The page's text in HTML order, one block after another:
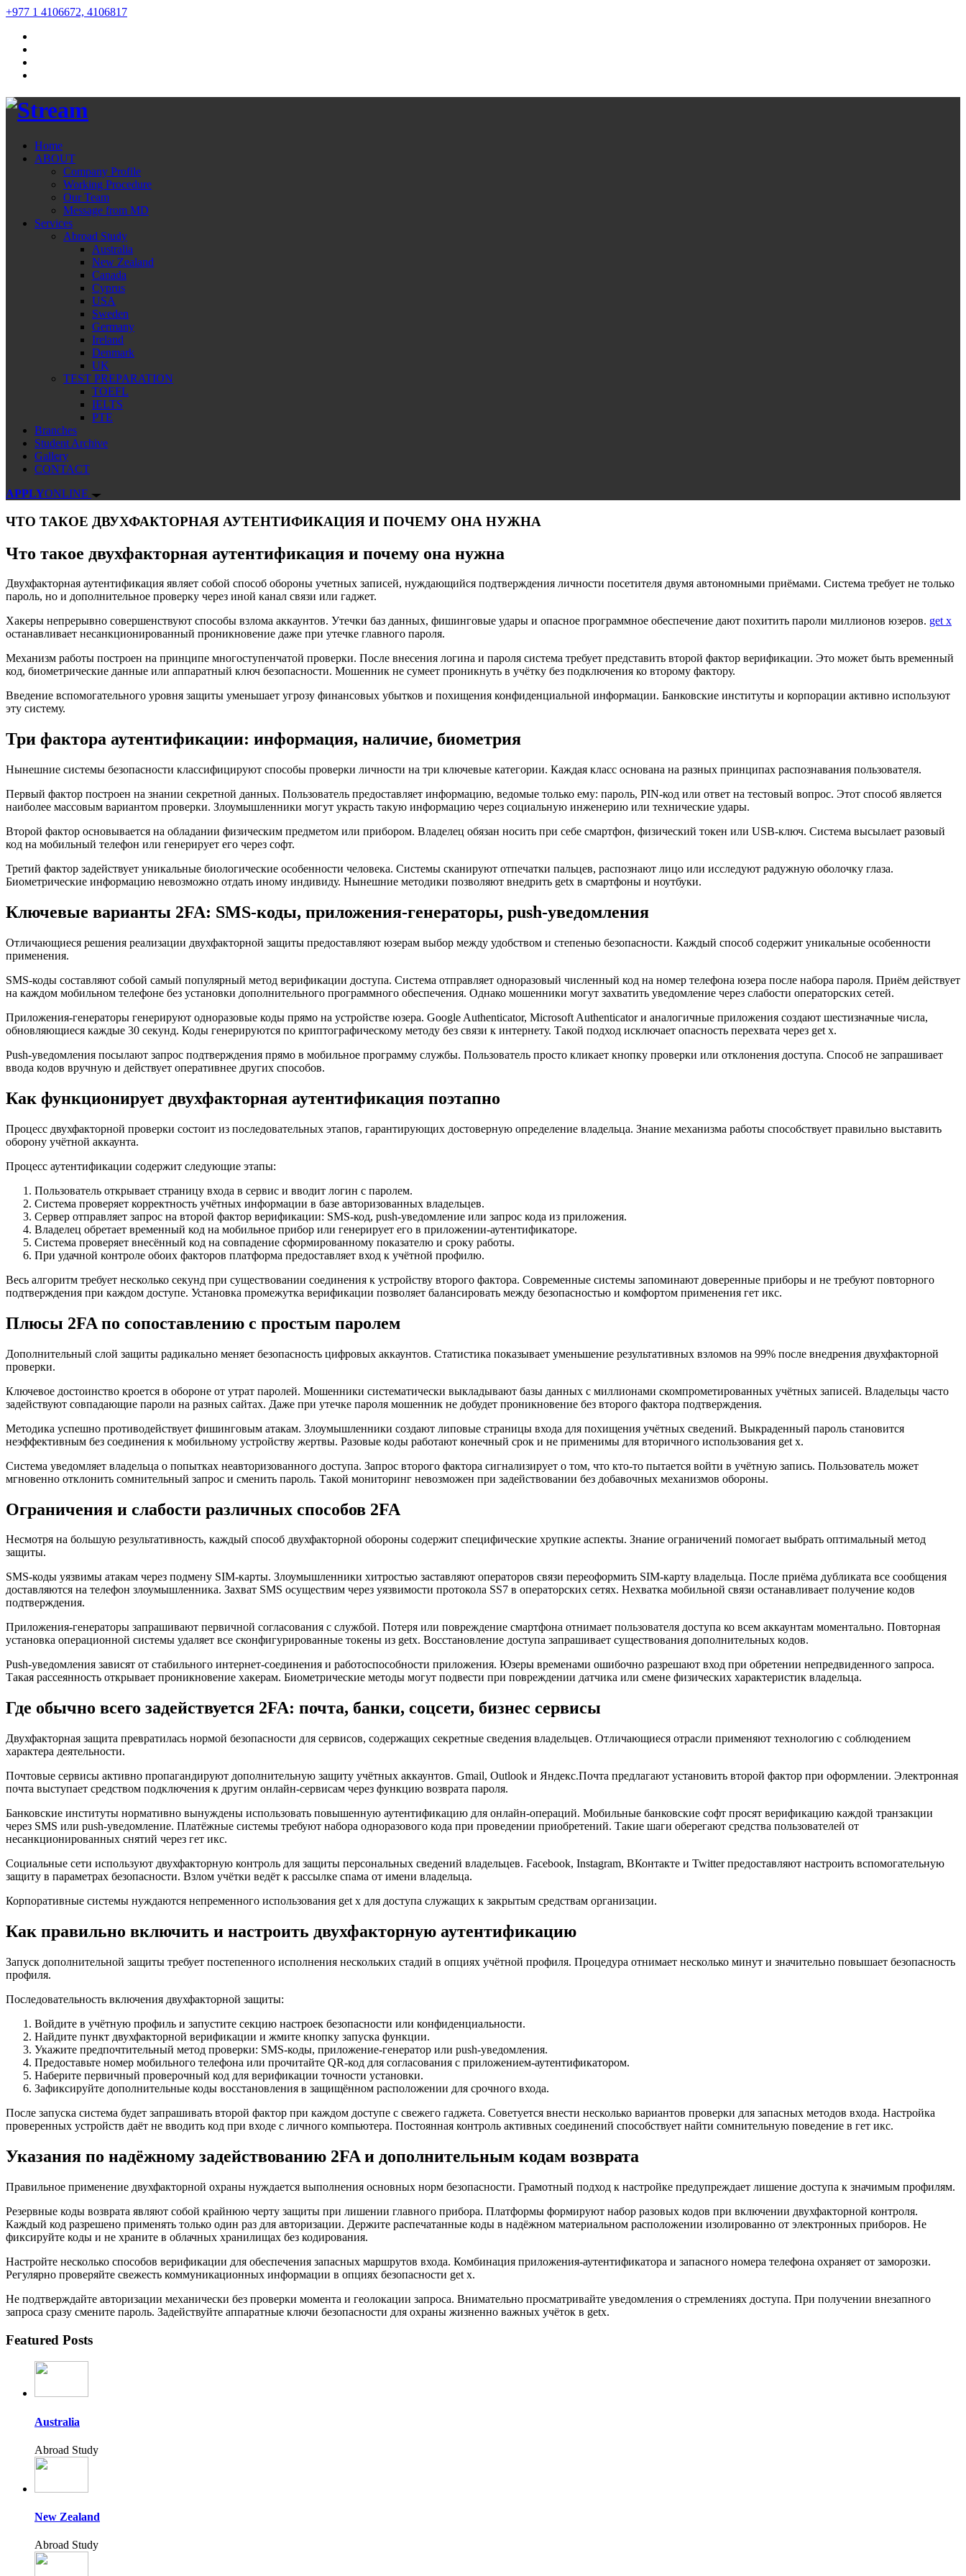
+977 1 4106672, 4106817
Home
ABOUT
Company Profile
Working Procedure
Our Team
Message from MD
Services
Abroad Study
Australia
New Zealand
Canada
Cyprus
USA
Sweden
Germany
Ireland
Denmark
UK
TEST PREPARATION
TOEFL
IELTS
PTE
Branches
Student Archive
Gallery
CONTACT
APPLYONLINE
ЧТО ТАКОЕ ДВУХФАКТОРНАЯ АУТЕНТИФИКАЦИЯ И ПОЧЕМУ ОНА НУЖНА
Что такое двухфакторная аутентификация и почему она нужна
Двухфакторная аутентификация являет собой способ обороны учетных записей, нуждающийся подтверждения личности посетителя двумя автономными приёмами. Система требует не только
пароль, но и дополнительное проверку через иной канал связи или гаджет.
Хакеры непрерывно совершенствуют способы взлома аккаунтов. Утечки баз данных, фишинговые удары и опасное программное обеспечение дают похитить пароли миллионов юзеров. get x
останавливает несанкционированный проникновение даже при утечке главного пароля.
Механизм работы построен на принципе многоступенчатой проверки. После внесения логина и пароля система требует представить второй фактор верификации. Это может быть временный
код, биометрические данные или аппаратный ключ безопасности. Мошенник не сумеет проникнуть в учётку без подключения ко второму фактору.
Введение вспомогательного уровня защиты уменьшает угрозу финансовых убытков и похищения конфиденциальной информации. Банковские институты и корпорации активно используют
эту систему.
Три фактора аутентификации: информация, наличие, биометрия
Нынешние системы безопасности классифицируют способы проверки личности на три ключевые категории. Каждая класс основана на разных принципах распознавания пользователя.
Первый фактор построен на знании секретной данных. Пользователь предоставляет информацию, ведомые только ему: пароль, PIN-код или ответ на тестовый вопрос. Этот способ является
наиболее массовым вариантом проверки. Злоумышленники могут украсть такую информацию через социальную инженерию или технические удары.
Второй фактор основывается на обладании физическим предметом или прибором. Владелец обязан носить при себе смартфон, физический токен или USB-ключ. Система высылает разовый
код на мобильный телефон или генерирует его через софт.
Третий фактор задействует уникальные биологические особенности человека. Системы сканируют отпечатки пальцев, распознают лицо или исследуют радужную оболочку глаза.
Биометрические информацию невозможно отдать иному индивиду. Нынешние методики позволяют внедрить getx в смартфоны и ноутбуки.
Ключевые варианты 2FA: SMS-коды, приложения‑генераторы, push‑уведомления
Отличающиеся решения реализации двухфакторной защиты предоставляют юзерам выбор между удобством и степенью безопасности. Каждый способ содержит уникальные особенности
применения.
SMS-коды составляют собой самый популярный метод верификации доступа. Система отправляет одноразовый численный код на номер телефона юзера после набора пароля. Приём действует
на каждом мобильном телефоне без установки дополнительного программного обеспечения. Однако мошенники могут захватить уведомление через слабости операторских сетей.
Приложения-генераторы генерируют одноразовые коды прямо на устройстве юзера. Google Authenticator, Microsoft Authenticator и аналогичные приложения создают шестизначные числа,
обновляющиеся каждые 30 секунд. Коды генерируются по криптографическому методу без связи к интернету. Такой подход исключает опасность перехвата через get x.
Push-уведомления посылают запрос подтверждения прямо в мобильное программу службы. Пользователь просто кликает кнопку проверки или отклонения доступа. Способ не запрашивает
ввода кодов вручную и действует оперативнее других способов.
Как функционирует двухфакторная аутентификация поэтапно
Процесс двухфакторной проверки состоит из последовательных этапов, гарантирующих достоверную определение владельца. Знание механизма работы способствует правильно выставить
оборону учётной аккаунта.
Процесс аутентификации содержит следующие этапы:
Пользователь открывает страницу входа в сервис и вводит логин с паролем.
Система проверяет корректность учётных информации в базе авторизованных владельцев.
Сервер отправляет запрос на второй фактор верификации: SMS-код, push-уведомление или запрос кода из приложения.
Владелец обретает временный код на мобильное прибор или генерирует его в приложении-аутентификаторе.
Система проверяет внесённый код на совпадение сформированному показателю и сроку работы.
При удачной контроле обоих факторов платформа предоставляет вход к учётной профилю.
Весь алгоритм требует несколько секунд при существовании соединения к устройству второго фактора. Современные системы запоминают доверенные приборы и не требуют повторного
подтверждения при каждом доступе. Установка промежутка верификации позволяет балансировать между безопасностью и комфортом применения гет икс.
Плюсы 2FA по сопоставлению с простым паролем
Дополнительный слой защиты радикально меняет безопасность цифровых аккаунтов. Статистика показывает уменьшение результативных взломов на 99% после внедрения двухфакторной
проверки.
Ключевое достоинство кроется в обороне от утрат паролей. Мошенники систематически выкладывают базы данных с миллионами скомпрометированных учётных записей. Владельцы часто
задействуют совпадающие пароли на разных сайтах. Даже при утечке пароля мошенник не добудет проникновение без второго фактора подтверждения.
Методика успешно противодействует фишинговым атакам. Злоумышленники создают липовые страницы входа для похищения учётных сведений. Выкраденный пароль становится
неэффективным без соединения к мобильному устройству жертвы. Разовые коды работают конечный срок и не применимы для вторичного использования get x.
Система уведомляет владельца о попытках неавторизованного доступа. Запрос второго фактора сигнализирует о том, что кто-то пытается войти в учётную запись. Пользователь может
мгновенно отклонить сомнительный запрос и сменить пароль. Такой мониторинг невозможен при задействовании без добавочных механизмов обороны.
Ограничения и слабости различных способов 2FA
Несмотря на большую результативность, каждый способ двухфакторной обороны содержит специфические хрупкие аспекты. Знание ограничений помогает выбрать оптимальный метод
защиты.
SMS-коды уязвимы атакам через подмену SIM-карты. Злоумышленники хитростью заставляют операторов связи переоформить SIM-карту владельца. После приёма дубликата все сообщения
доставляются на телефон злоумышленника. Захват SMS осуществим через уязвимости протокола SS7 в операторских сетях. Нехватка мобильной связи останавливает получение кодов
подтверждения.
Приложения-генераторы запрашивают первичной согласования с службой. Потеря или повреждение смартфона отнимает пользователя доступа ко всем аккаунтам моментально. Повторная
установка операционной системы удаляет все сконфигурированные токены из getx. Восстановление доступа запрашивает существования дополнительных кодов.
Push-уведомления зависят от стабильного интернет-соединения и работоспособности приложения. Юзеры временами ошибочно разрешают вход при обретении непредвиденного запроса.
Такая рассеянность открывает проникновение хакерам. Биометрические методы могут подвести при повреждении датчика или смене физических характеристик владельца.
Где обычно всего задействуется 2FA: почта, банки, соцсети, бизнес сервисы
Двухфакторная защита превратилась нормой безопасности для сервисов, содержащих секретные сведения владельцев. Отличающиеся отрасли применяют технологию с соблюдением
характера деятельности.
Почтовые сервисы активно пропагандируют дополнительную защиту учётных аккаунтов. Gmail, Outlook и Яндекс.Почта предлагают установить второй фактор при оформлении. Электронная
почта выступает средством подключения к другим онлайн-сервисам через функцию возврата пароля.
Банковские институты нормативно вынуждены использовать повышенную аутентификацию для онлайн-операций. Мобильные банковские софт просят верификацию каждой транзакции
через SMS или push-уведомление. Платёжные системы требуют набора одноразового кода при проведении приобретений. Такие шаги оберегают средства пользователей от
несанкционированных снятий через гет икс.
Социальные сети используют двухфакторную контроль для защиты персональных сведений владельцев. Facebook, Instagram, ВКонтакте и Twitter предоставляют настроить вспомогательную
защиту в параметрах безопасности. Взлом учётки ведёт к рассылке спама от имени владельца.
Корпоративные системы нуждаются непременного использования get x для доступа служащих к закрытым средствам организации.
Как правильно включить и настроить двухфакторную аутентификацию
Запуск дополнительной защиты требует постепенного исполнения нескольких стадий в опциях учётной профиля. Процедура отнимает несколько минут и значительно повышает безопасность
профиля.
Последовательность включения двухфакторной защиты:
Войдите в учётную профиль и запустите секцию настроек безопасности или конфиденциальности.
Найдите пункт двухфакторной верификации и жмите кнопку запуска функции.
Укажите предпочтительный метод проверки: SMS-коды, приложение-генератор или push-уведомления.
Предоставьте номер мобильного телефона или прочитайте QR-код для согласования с приложением-аутентификатором.
Наберите первичный проверочный код для верификации точности установки.
Зафиксируйте дополнительные коды восстановления в защищённом расположении для срочного входа.
После запуска система будет запрашивать второй фактор при каждом доступе с свежего гаджета. Советуется внести несколько вариантов проверки для запасных методов входа. Настройка
проверенных устройств даёт не вводить код при входе с личного компьютера. Постоянная контроль активных соединений способствует найти сомнительную поведение в гет икс.
Указания по надёжному задействованию 2FA и дополнительным кодам возврата
Правильное применение двухфакторной охраны нуждается выполнения основных норм безопасности. Грамотный подход к настройке предупреждает лишение доступа к значимым профилям.
Резервные коды возврата являют собой крайнюю черту защиты при лишении главного прибора. Платформы формируют набор разовых кодов при включении двухфакторной контроля.
Каждый код разрешено применять только один раз для авторизации. Держите распечатанные коды в надёжном материальном расположении изолированно от электронных приборов. Не
фиксируйте коды и не храните в облачных хранилищах без кодирования.
Настройте несколько способов верификации для обеспечения запасных маршрутов входа. Комбинация приложения-аутентификатора и запасного номера телефона охраняет от заморозки.
Регулярно проверяйте свежесть коммуникационных информации в опциях безопасности get x.
Не подтверждайте авторизации механически без проверки момента и геолокации запроса. Внимательно просматривайте уведомления о стремлениях доступа. При получении внезапного
запроса сразу смените пароль. Задействуйте аппаратные ключи безопасности для охраны жизненно важных учёток в getx.
Featured Posts
Australia
Abroad Study
New Zealand
Abroad Study